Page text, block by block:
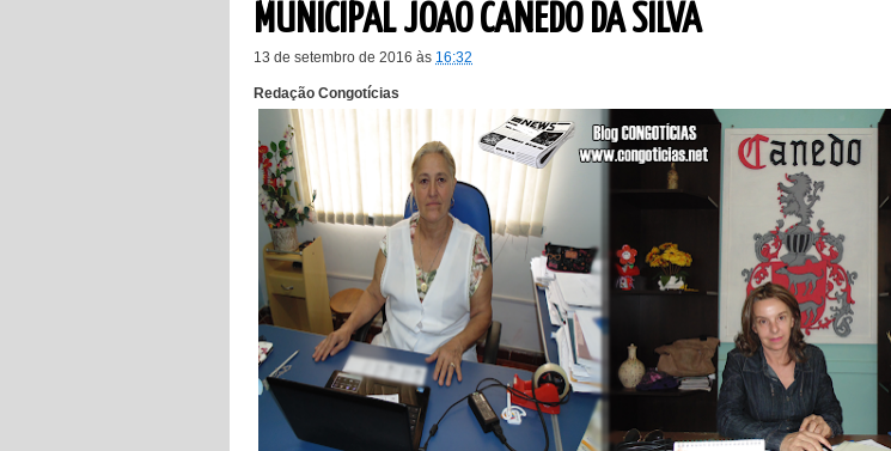
MUNICIPAL JOÃO CANEDO DA SILVA
13 de setembro de 2016 às 16:32
Redação Congotícias